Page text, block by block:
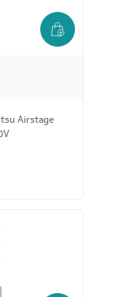
Airstage